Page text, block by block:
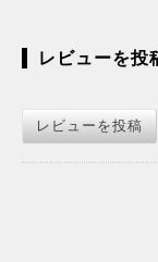
レビューを投
レビューを投稿